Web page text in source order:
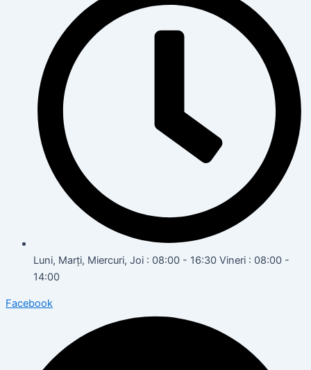
Luni, Marți, Miercuri, Joi : 08:00 - 16:30 Vineri : 08:00 -
14:00
Facebook